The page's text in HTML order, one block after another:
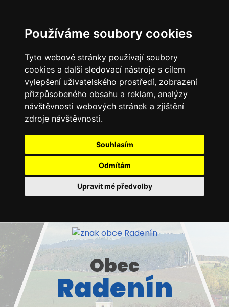
Používáme soubory cookies
Tyto webové stránky používají soubory
cookies a další sledovací nástroje s cílem
vylepšení uživatelského prostředí, zobrazení
přizpůsobeného obsahu a reklam, analýzy
návštěvnosti webových stránek a zjištění
zdroje návštěvnosti.
Souhlasím
Odmítám
Upravit mé předvolby
Obec
Radenín